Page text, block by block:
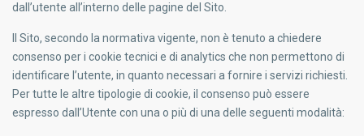
dall’utente all’interno delle pagine del Sito.
Il Sito, secondo la normativa vigente, non è tenuto a chiedere
consenso per i cookie tecnici e di analytics che non permettono di
identificare l’utente, in quanto necessari a fornire i servizi richiesti.
Per tutte le altre tipologie di cookie, il consenso può essere
espresso dall’Utente con una o più di una delle seguenti modalità: